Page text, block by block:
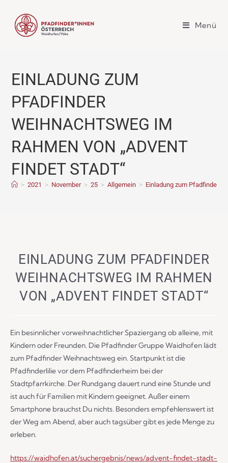
Menü
EINLADUNG ZUM
PFADFINDER
WEIHNACHTSWEG IM
RAHMEN VON „ADVENT
FINDET STADT“
> 2021 > November > 25 > Allgemein > Einladung zum Pfadfinder
EINLADUNG ZUM PFADFINDER
WEIHNACHTSWEG IM RAHMEN
VON „ADVENT FINDET STADT“
Ein besinnlicher vorweihnachtlicher Spaziergang ob alleine, mit
Kindern oder Freunden. Die Pfadfinder Gruppe Waidhofen lädt
zum Pfadfinder Weihnachtsweg ein. Startpunkt ist die
Pfadfinderlilie vor dem Pfadfinderheim bei der
Stadtpfarrkirche. Der Rundgang dauert rund eine Stunde und
ist auch für Familien mit Kindern geeignet. Außer einem
Smartphone brauchst Du nichts. Besonders empfehlenswert ist
der Weg am Abend, aber auch tagsüber gibt es jede Menge zu
erleben.
https://waidhofen.at/suchergebnis/news/advent-findet-stadt-